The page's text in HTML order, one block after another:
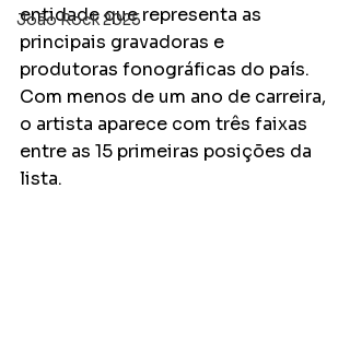
João Rock 2025
entidade que representa as
principais gravadoras e
produtoras fonográficas do país.
Com menos de um ano de carreira,
o artista aparece com três faixas
entre as 15 primeiras posições da
lista.